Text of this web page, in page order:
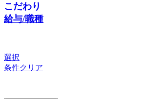
こだわり
給与/職種
選択
条件クリア